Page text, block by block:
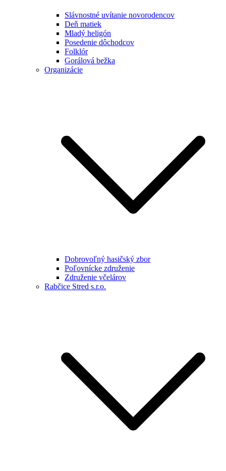
Slávnostné uvítanie novorodencov
Deň matiek
Mladý heligón
Posedenie dôchodcov
Folklór
Gorálová bežka
Organizácie
Dobrovoľný hasičský zbor
Poľovnícke združenie
Združenie včelárov
Rabčice Stred s.r.o.